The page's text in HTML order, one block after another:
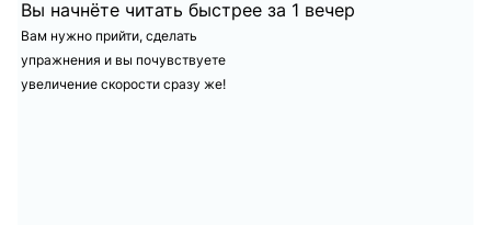
Вы начнёте читать быстрее за 1 вечер
Вам нужно прийти, сделать
упражнения и вы почувствуете
увеличение скорости сразу же!